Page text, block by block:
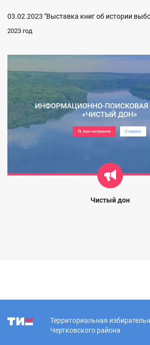
03.02.2023 "Выставка книг об истории
2023 год
Чистый дон
Территориальная
Чертковского района